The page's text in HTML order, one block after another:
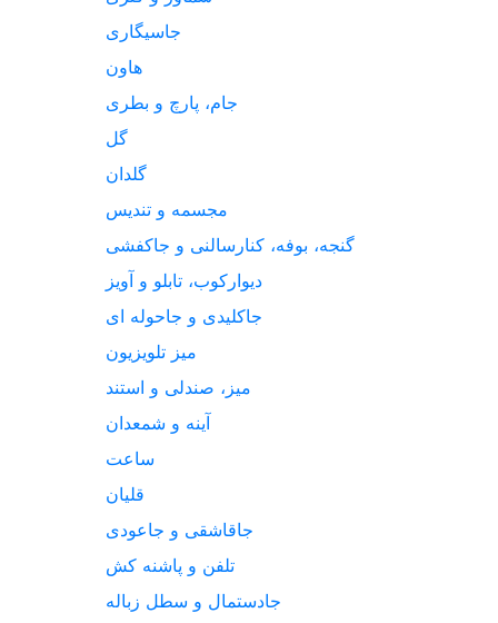
جاسیگاری
هاون
جام، پارچ و بطری
گل
گلدان
مجسمه و تندیس
گنجه، بوفه، کنارسالنی و جاکفشی
دیوارکوب، تابلو و آویز
جاکلیدی و جاحوله ای
میز تلویزیون
میز، صندلی و استند
آینه و شمعدان
ساعت
قلیان
جاقاشقی و جاعودی
تلفن و پاشنه کش
جادستمال و سطل زباله